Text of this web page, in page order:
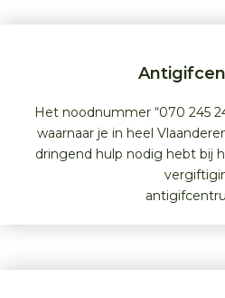
Het noodnummer “070 245
waarnaar je in heel
dringend hulp nodig hebt bij